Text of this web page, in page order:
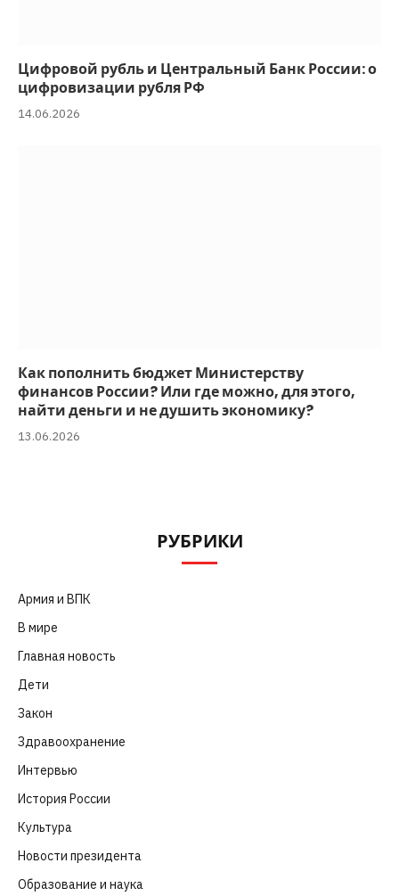
Цифровой рубль и Центральный Банк России: о
цифровизации рубля РФ
14.06.2026
Как пополнить бюджет Министерству
финансов России? Или где можно, для этого,
найти деньги и не душить экономику?
13.06.2026
РУБРИКИ
Армия и ВПК
В мире
Главная новость
Дети
Закон
Здравоохранение
Интервью
История России
Культура
Новости президента
Образование и наука